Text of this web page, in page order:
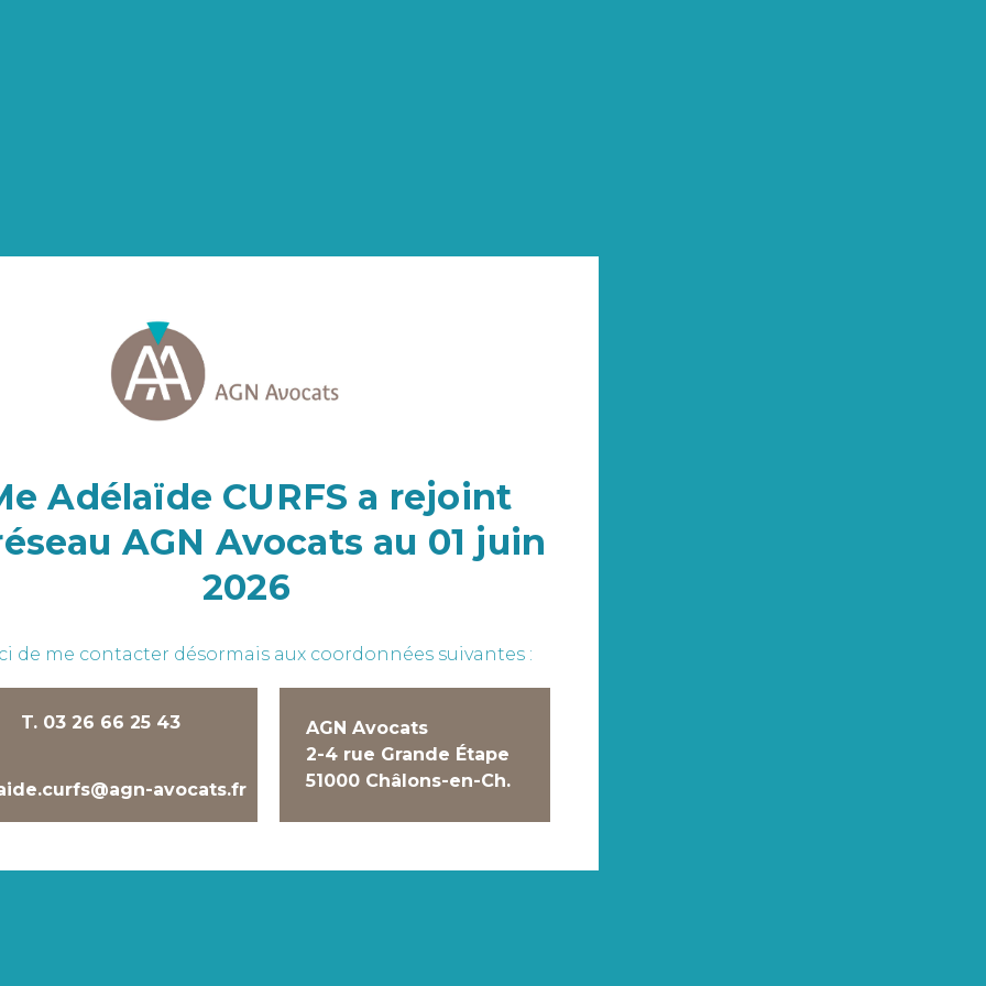
Adélaïde CURFS a rejoint
AGN Avocats au 01 juin
2026
de me contacter désormais aux coordonnées suivantes :
T. 03 26 66 25 43
avocats.fr
AGN Avocats
2-4 rue Grande Étape
51000 Châlons-en-Ch.